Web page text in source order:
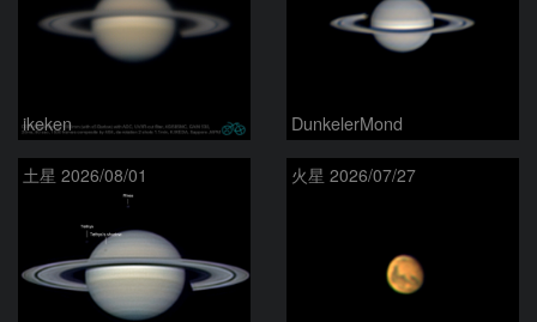
ikeken DunkelerMond
土星 2026/08/01 火星 2026/07/27